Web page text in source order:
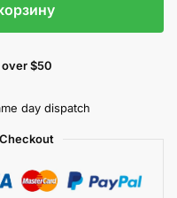
over $50
day dispatch